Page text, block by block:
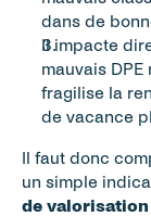
dans de
Il impacte
mauvais
fragilise la
de vacance
Il faut donc
un simple
de